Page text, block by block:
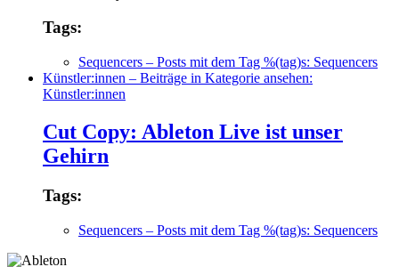
Tags:
Sequencers – Posts mit dem Tag %(tag)s: Sequencers
Künstler:innen – Beiträge in Kategorie ansehen:
Künstler:innen
Cut Copy: Ableton Live ist unser
Gehirn
Tags:
Sequencers – Posts mit dem Tag %(tag)s: Sequencers